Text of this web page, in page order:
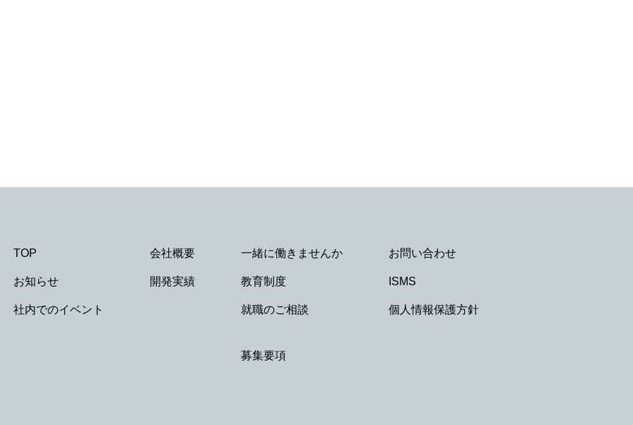
TOP
お知らせ
社内でのイベント
会社概要
開発実績
一緒に働きませんか
教育制度
就職のご相談
募集要項
お問い合わせ
ISMS
個人情報保護方針